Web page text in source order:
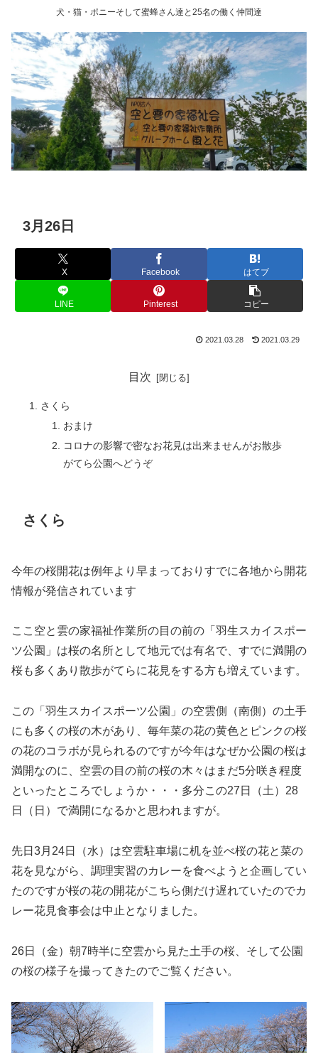
犬・猫・ポニーそして蜜蜂さん達と25名の働く仲間達
3月26日
X Facebook はてブ
LINE Pinterest コピー
2021.03.28 2021.03.29
目次
さくら
おまけ
コロナの影響で密なお花見は出来ませんがお散歩
がてら公園へどうぞ
さくら
今年の桜開花は例年より早まっておりすでに各地から開花
情報が発信されています
ここ空と雲の家福祉作業所の目の前の「羽生スカイスポー
ツ公園」は桜の名所として地元では有名で、すでに満開の
桜も多くあり散歩がてらに花見をする方も増えています。
この「羽生スカイスポーツ公園」の空雲側（南側）の土手
にも多くの桜の木があり、毎年菜の花の黄色とピンクの桜
の花のコラボが見られるのですが今年はなぜか公園の桜は
満開なのに、空雲の目の前の桜の木々はまだ5分咲き程度
といったところでしょうか・・・多分この27日（土）28
日（日）で満開になるかと思われますが。
先日3月24日（水）は空雲駐車場に机を並べ桜の花と菜の
花を見ながら、調理実習のカレーを食べようと企画してい
たのですが桜の花の開花がこちら側だけ遅れていたのでカ
レー花見食事会は中止となりました。
26日（金）朝7時半に空雲から見た土手の桜、そして公園
の桜の様子を撮ってきたのでご覧ください。